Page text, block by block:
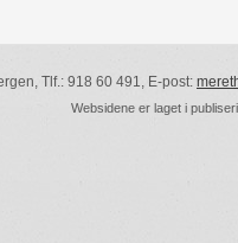
Tlf.: 918 60 491, E-post:
Websidene er laget i